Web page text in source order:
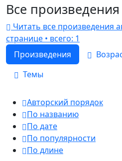
Все произведения
Читать все произведения
странице • всего: 1
Произведения
Темы
Авторский порядок
По названию
По дате
По популярности
По длине